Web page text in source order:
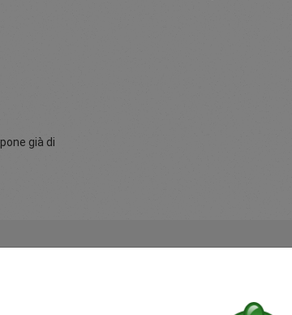
già di